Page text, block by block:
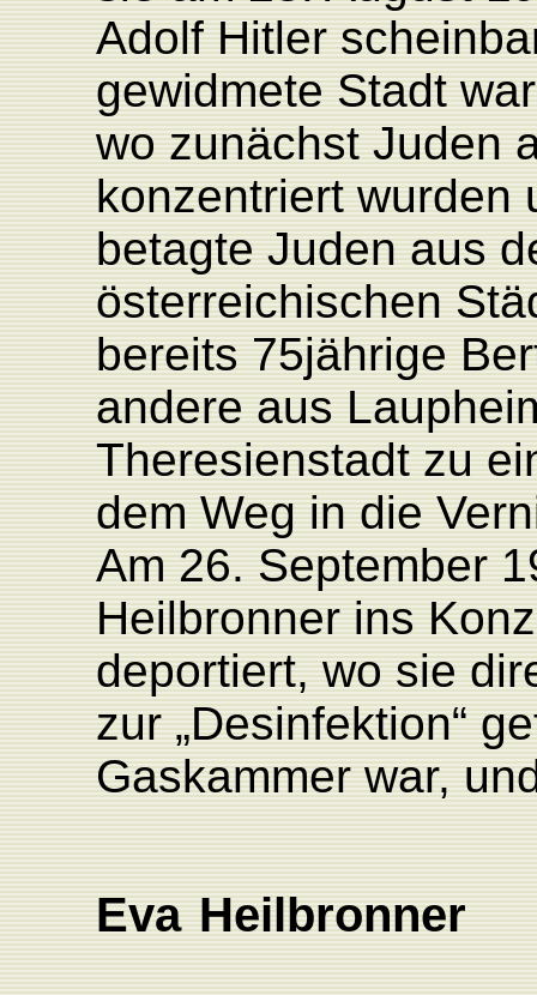
Adolf Hitler
gewidmete Stadt
wo zunächst Juden
konzentriert wurden
betagte Juden aus
österreichischen
bereits 75jährige
andere aus
Theresienstadt zu
dem Weg in die
Am 26. September
Heilbronner ins
deportiert, wo sie
zur „Desinfektion“
Gaskammer war,
Eva Heilbronner